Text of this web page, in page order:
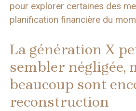
pour explorer certaines des
planification financière du
La génération X
sembler négligée,
beaucoup sont
reconstruction